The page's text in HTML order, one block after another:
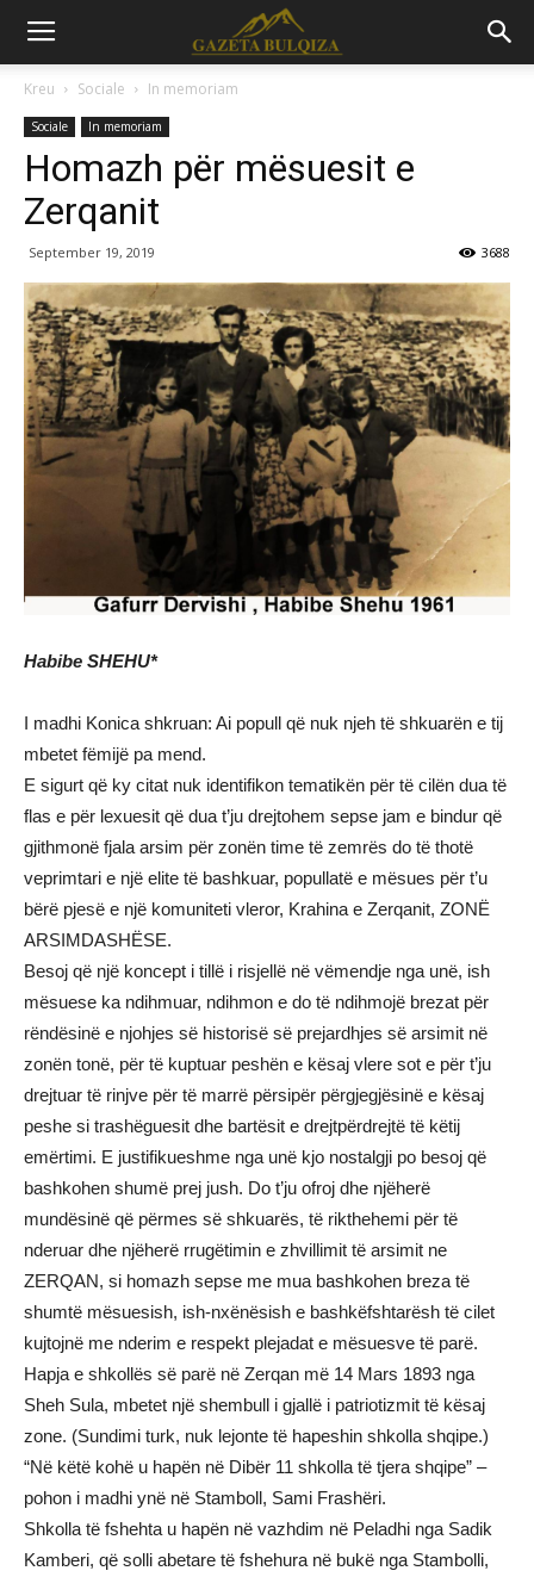
Kreu Sociale In memoriam
Sociale In memoriam
Homazh për mësuesit e
Zerqanit
September 19, 2019 3688
Habibe SHEHU*
I madhi Konica shkruan: Ai popull që nuk njeh të shkuarën e tij
mbetet fëmijë pa mend.
E sigurt që ky citat nuk identifikon tematikën për të cilën dua të
flas e për lexuesit që dua t’ju drejtohem sepse jam e bindur që
gjithmonë fjala arsim për zonën time të zemrës do të thotë
veprimtari e një elite të bashkuar, popullatë e mësues për t’u
bërë pjesë e një komuniteti vleror, Krahina e Zerqanit, ZONË
ARSIMDASHËSE.
Besoj që një koncept i tillë i risjellë në vëmendje nga unë, ish
mësuese ka ndihmuar, ndihmon e do të ndihmojë brezat për
rëndësinë e njohjes së historisë së prejardhjes së arsimit në
zonën tonë, për të kuptuar peshën e kësaj vlere sot e për t’ju
drejtuar të rinjve për të marrë përsipër përgjegjësinë e kësaj
peshe si trashëguesit dhe bartësit e drejtpërdrejtë të këtij
emërtimi. E justifikueshme nga unë kjo nostalgji po besoj që
bashkohen shumë prej jush. Do t’ju ofroj dhe njëherë
mundësinë që përmes së shkuarës, të rikthehemi për të
nderuar dhe njëherë rrugëtimin e zhvillimit të arsimit ne
ZERQAN, si homazh sepse me mua bashkohen breza të
shumtë mësuesish, ish-nxënësish e bashkëfshtarësh të cilet
kujtojnë me nderim e respekt plejadat e mësuesve të parë.
Hapja e shkollës së parë në Zerqan më 14 Mars 1893 nga
Sheh Sula, mbetet një shembull i gjallë i patriotizmit të kësaj
zone. (Sundimi turk, nuk lejonte të hapeshin shkolla shqipe.)
“Në këtë kohë u hapën në Dibër 11 shkolla të tjera shqipe” –
pohon i madhi ynë në Stamboll, Sami Frashëri.
Shkolla të fshehta u hapën në vazhdim në Peladhi nga Sadik
Kamberi, që solli abetare të fshehura në bukë nga Stambolli,